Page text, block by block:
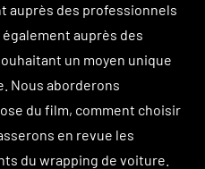
auprès des professionnels
auprès des
un moyen unique
Nous aborderons
du film, comment choisir
en revue les
du wrapping de voiture.